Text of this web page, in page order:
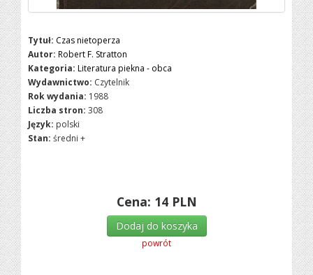
Tytuł: Czas nietoperza
Autor: Robert F. Stratton
Kategoria: Literatura piekna - obca
Wydawnictwo: Czytelnik
Rok wydania: 1988
Liczba stron: 308
Język: polski
Stan: średni +
Cena: 14 PLN
Dodaj do koszyka
powrót